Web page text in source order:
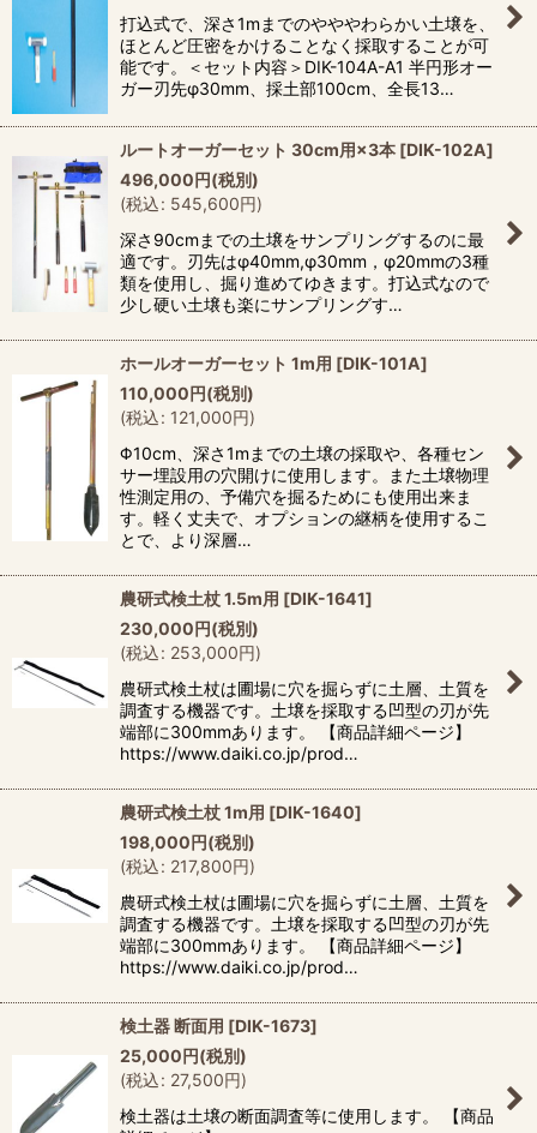
打込式で、深さ1mまでのやややわらかい土壌を、
ほとんど圧密をかけることなく採取することが可
能です。＜セット内容＞DIK-104A-A1 半円形オー
ガー刃先φ30mm、採土部100cm、全長13…
ルートオーガーセット 30cm用×3本 [DIK-102A]
496,000円(税別)
(税込: 545,600円)
深さ90cmまでの土壌をサンプリングするのに最
適です。刃先はφ40mm,φ30mm，φ20mmの3種
類を使用し、掘り進めてゆきます。打込式なので
少し硬い土壌も楽にサンプリングす…
ホールオーガーセット 1m用 [DIK-101A]
110,000円(税別)
(税込: 121,000円)
Φ10cm、深さ1mまでの土壌の採取や、各種セン
サー埋設用の穴開けに使用します。また土壌物理
性測定用の、予備穴を掘るためにも使用出来ま
す。軽く丈夫で、オプションの継柄を使用するこ
とで、より深層…
農研式検土杖 1.5m用 [DIK-1641]
230,000円(税別)
(税込: 253,000円)
農研式検土杖は圃場に穴を掘らずに土層、土質を
調査する機器です。土壌を採取する凹型の刃が先
端部に300mmあります。 【商品詳細ページ】
https://www.daiki.co.jp/prod…
農研式検土杖 1m用 [DIK-1640]
198,000円(税別)
(税込: 217,800円)
農研式検土杖は圃場に穴を掘らずに土層、土質を
調査する機器です。土壌を採取する凹型の刃が先
端部に300mmあります。 【商品詳細ページ】
https://www.daiki.co.jp/prod…
検土器 断面用 [DIK-1673]
25,000円(税別)
(税込: 27,500円)
検土器は土壌の断面調査等に使用します。 【商品